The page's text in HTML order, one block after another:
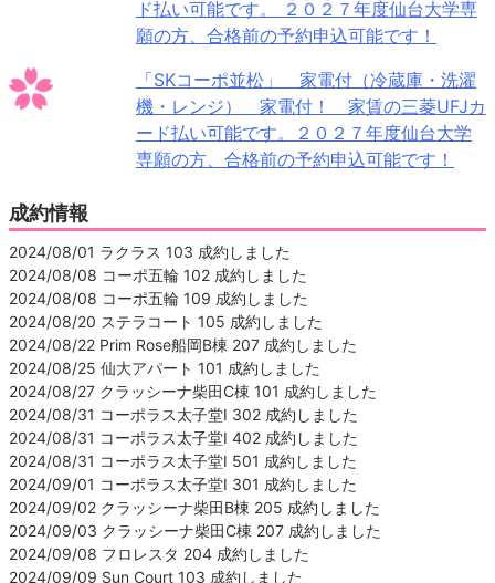
ド払い可能です。 ２０２７年度仙台大学専
願の方、合格前の予約申込可能です！
「SKコーポ並松」 家電付（冷蔵庫・洗濯
機・レンジ） 家電付！ 家賃の三菱UFJカ
ード払い可能です。２０２７年度仙台大学
専願の方、合格前の予約申込可能です！
成約情報
2024/08/01 ラクラス 103 成約しました
2024/08/08 コーポ五輪 102 成約しました
2024/08/08 コーポ五輪 109 成約しました
2024/08/20 ステラコート 105 成約しました
2024/08/22 Prim Rose船岡B棟 207 成約しました
2024/08/25 仙大アパート 101 成約しました
2024/08/27 クラッシーナ柴田C棟 101 成約しました
2024/08/31 コーポラス太子堂Ⅰ 302 成約しました
2024/08/31 コーポラス太子堂Ⅰ 402 成約しました
2024/08/31 コーポラス太子堂Ⅰ 501 成約しました
2024/09/01 コーポラス太子堂Ⅰ 301 成約しました
2024/09/02 クラッシーナ柴田B棟 205 成約しました
2024/09/03 クラッシーナ柴田C棟 207 成約しました
2024/09/08 フロレスタ 204 成約しました
2024/09/09 Sun Court 103 成約しました